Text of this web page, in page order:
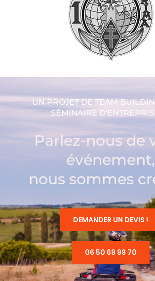
UN PROJET DE TEAM
SÉMINAIRE
Parlez-nous de
événement,
nous sommes
DEMANDER UN DEVIS !
06 50 69 99 70